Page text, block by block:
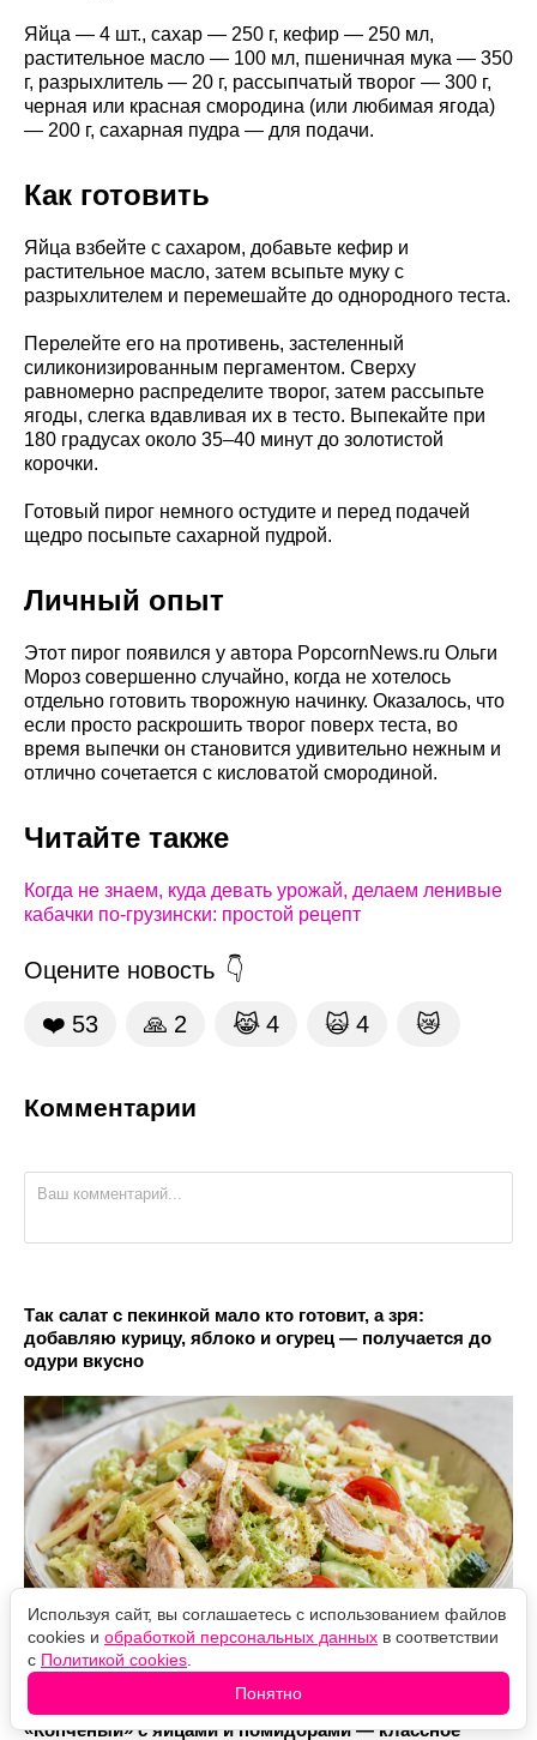
Яйца — 4 шт., сахар — 250 г, кефир — 250 мл,
растительное масло — 100 мл, пшеничная мука — 350
г, разрыхлитель — 20 г, рассыпчатый творог — 300 г,
черная или красная смородина (или любимая ягода)
— 200 г, сахарная пудра — для подачи.
Как готовить
Яйца взбейте с сахаром, добавьте кефир и
растительное масло, затем всыпьте муку с
разрыхлителем и перемешайте до однородного теста.
Перелейте его на противень, застеленный
силиконизированным пергаментом. Сверху
равномерно распределите творог, затем рассыпьте
ягоды, слегка вдавливая их в тесто. Выпекайте при
180 градусах около 35–40 минут до золотистой
корочки.
Готовый пирог немного остудите и перед подачей
щедро посыпьте сахарной пудрой.
Личный опыт
Этот пирог появился у автора PopcornNews.ru Ольги
Мороз совершенно случайно, когда не хотелось
отдельно готовить творожную начинку. Оказалось, что
если просто раскрошить творог поверх теста, во
время выпечки он становится удивительно нежным и
отлично сочетается с кисловатой смородиной.
Читайте также
Когда не знаем, куда девать урожай, делаем ленивые
кабачки по-грузински: простой рецепт
Оцените новость
❤️ 53 🙏 2 😹 4 🙀 4 😿
Комментарии
Так салат с пекинкой мало кто готовит, а зря:
добавляю курицу, яблоко и огурец — получается до
одури вкусно
Этот салат понравился даже оливьешникам: готовим
«Копченый» с яйцами и помидорами — классное
Используя сайт, вы соглашаетесь с использованием файлов
cookies и обработкой персональных данных в соответствии
с Политикой cookies
Понятно